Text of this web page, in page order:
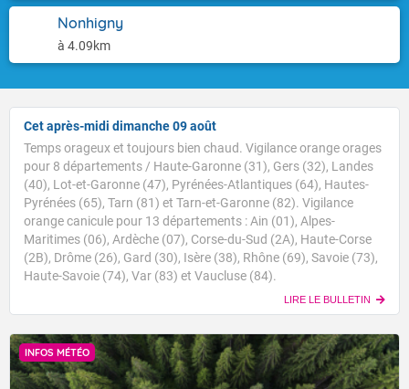
Nonhigny
à 4.09km
Cet après-midi dimanche 09 août
Temps orageux et toujours bien chaud. Vigilance orange orages
pour 8 départements / Haute-Garonne (31), Gers (32), Landes
(40), Lot-et-Garonne (47), Pyrénées-Atlantiques (64), Hautes-
Pyrénées (65), Tarn (81) et Tarn-et-Garonne (82). Vigilance
orange canicule pour 13 départements : Ain (01), Alpes-
Maritimes (06), Ardèche (07), Corse-du-Sud (2A), Haute-Corse
(2B), Drôme (26), Gard (30), Isère (38), Rhône (69), Savoie (73),
Haute-Savoie (74), Var (83) et Vaucluse (84).
LIRE LE BULLETIN
INFOS MÉTÉO